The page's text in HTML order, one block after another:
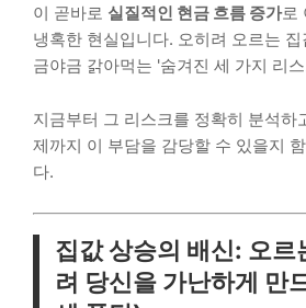
이 곧바로 실질적인 현금 흐름 증가로
냉혹한 현실입니다. 오히려 오르는
금야금 갉아먹는 '숨겨진 세 가지 리
지금부터 그 리스크를 정확히 분석하
제까지 이 부담을 감당할 수 있을지
다.
집값 상승의 배신: 오르
려 당신을 가난하게 만